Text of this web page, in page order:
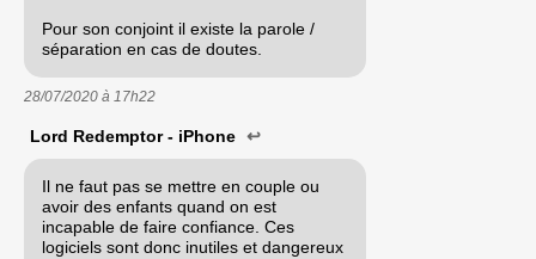
Pour son conjoint il existe la parole /
séparation en cas de doutes.
28/07/2020 à 17h22
Lord Redemptor - iPhone ↩
Il ne faut pas se mettre en couple ou
avoir des enfants quand on est
incapable de faire confiance. Ces
logiciels sont donc inutiles et dangereux